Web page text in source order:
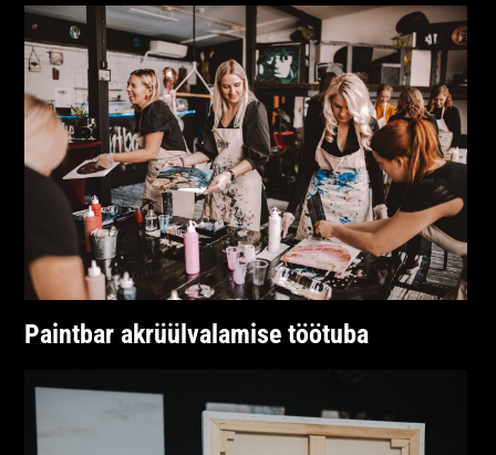
Paintbar akrüülvalamise töötuba